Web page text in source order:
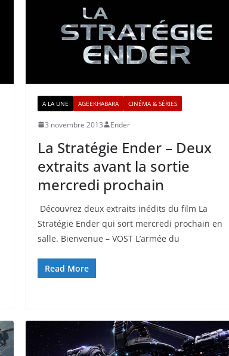
A LA UNE AGEEKHABARA CINÉMA & SÉRIES
3 novembre 2013 Ender
La Stratégie Ender – Deux
extraits avant la sortie
mercredi prochain
Découvrez deux extraits inédits du film La
Stratégie Ender qui sort mercredi prochain en
salle. Bienvenue – VOST L’armée du
Read More